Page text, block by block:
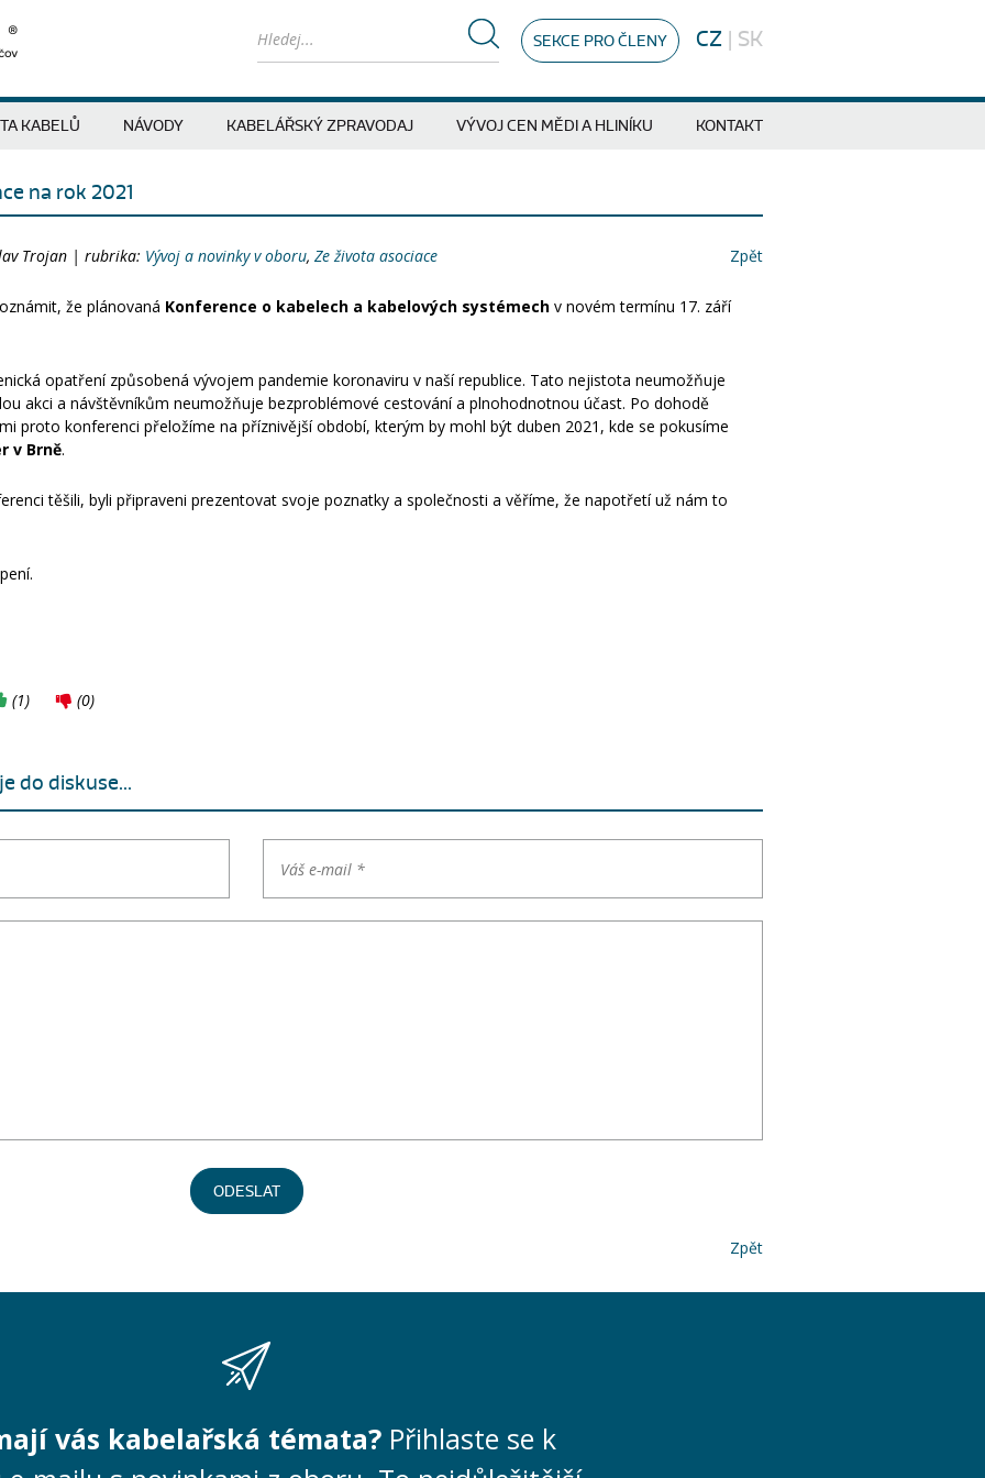
SEKCE PRO ČLENY CZ | SK
KABELŮ NÁVODY KABELÁŘSKÝ ZPRAVODAJ VÝVOJ CEN MĚDI A HLINÍKU KONTAKT
na rok 2021
Trojan | rubrika: Vývoj a novinky v oboru, Ze života asociace Zpět
že plánovaná Konference o kabelech a kabelových systémech v novém termínu 17. září
opatření způsobená vývojem pandemie koronaviru v naší republice. Tato nejistota neumožňuje
akci a návštěvníkům neumožňuje bezproblémové cestování a plnohodnotnou účast. Po dohodě
proto konferenci přeložíme na příznivější období, kterým by mohl být duben 2021, kde se pokusíme
v Brně.
těšili, byli připraveni prezentovat svoje poznatky a společnosti a věříme, že napotřetí už nám to
(1) (0)
do diskuse...
ODESLAT
Zpět
vás kabelařská témata? Přihlaste se k